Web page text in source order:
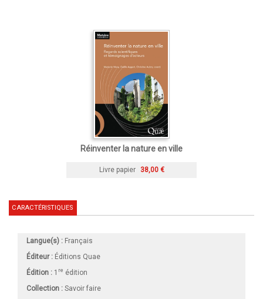
Réinventer la nature en ville
Livre papier 38,00 €
CARACTÉRISTIQUES
Langue(s) : Français
Éditeur : Éditions Quae
Édition : 1 re édition
Collection : Savoir faire